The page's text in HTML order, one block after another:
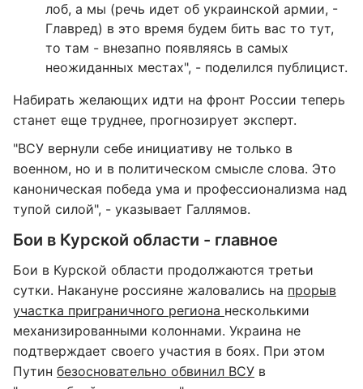
лоб, а мы (речь идет об украинской армии, -
Главред) в это время будем бить вас то тут,
то там - внезапно появляясь в самых
неожиданных местах", - поделился публицист.
Набирать желающих идти на фронт России теперь
станет еще труднее, прогнозирует эксперт.
"ВСУ вернули себе инициативу не только в
военном, но и в политическом смысле слова. Это
каноническая победа ума и профессионализма над
тупой силой", - указывает Галлямов.
Бои в Курской области - главное
Бои в Курской области продолжаются третьи
сутки. Накануне россияне жаловались на прорыв
участка приграничного региона несколькими
механизированными колоннами. Украина не
подтверждает своего участия в боях. При этом
Путин безосновательно обвинил ВСУ в